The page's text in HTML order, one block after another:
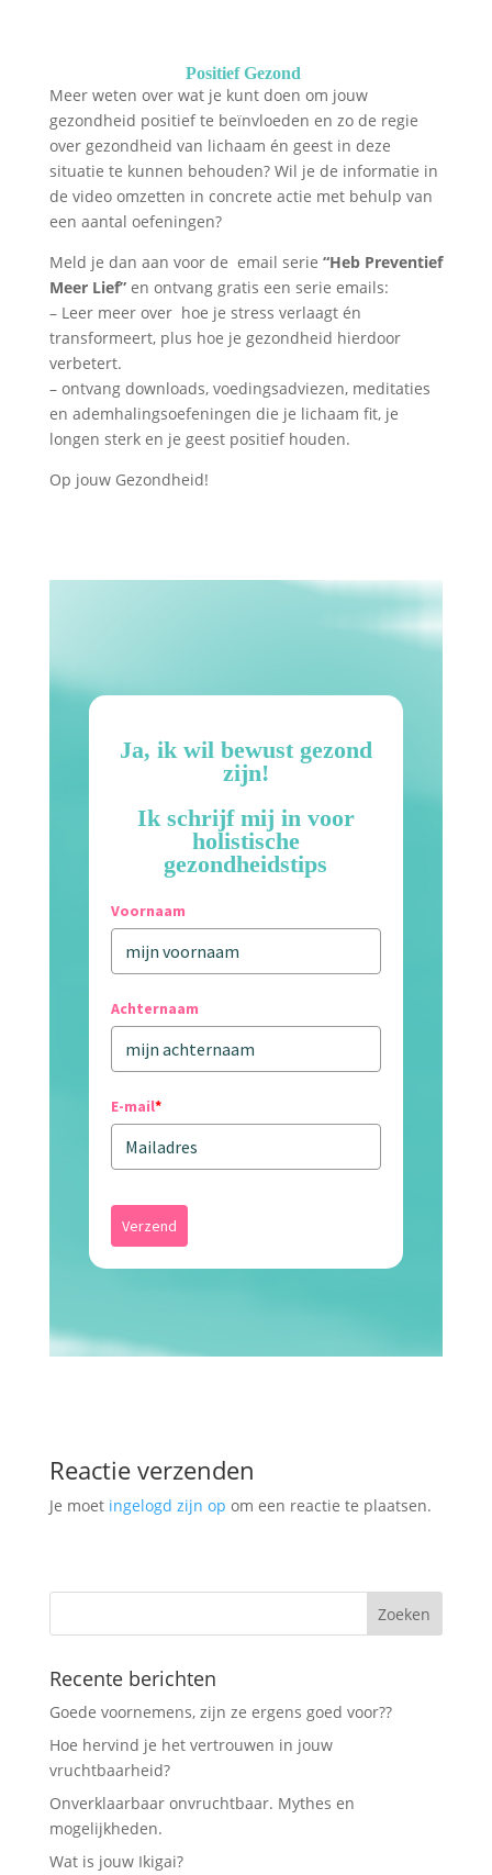
Positief Gezond
Meer weten over wat je kunt doen om jouw
gezondheid positief te beïnvloeden en zo de regie
over gezondheid van lichaam én geest in deze
situatie te kunnen behouden? Wil je de informatie in
de video omzetten in concrete actie met behulp van
een aantal oefeningen?
Meld je dan aan voor de email serie “Heb Preventief
Meer Lief”en ontvang gratis een serie emails:
– Leer meer over hoe je stress verlaagt én
transformeert, plus hoe je gezondheid hierdoor
verbetert.
– ontvang downloads, voedingsadviezen, meditaties
en ademhalingsoefeningen die je lichaam fit, je
longen sterk en je geest positief houden.
Op jouw Gezondheid!
Ja, ik wil bewust gezond
zijn!
Ik schrijf mij in voor
holistische
gezondheidstips
Voornaam
Achternaam
E-mail*
Verzend
Reactie verzenden
Je moet ingelogd zijn op om een reactie te plaatsen.
Recente berichten
Goede voornemens, zijn ze ergens goed voor??
Hoe hervind je het vertrouwen in jouw
vruchtbaarheid?
Onverklaarbaar onvruchtbaar. Mythes en
mogelijkheden.
Wat is jouw Ikigai?